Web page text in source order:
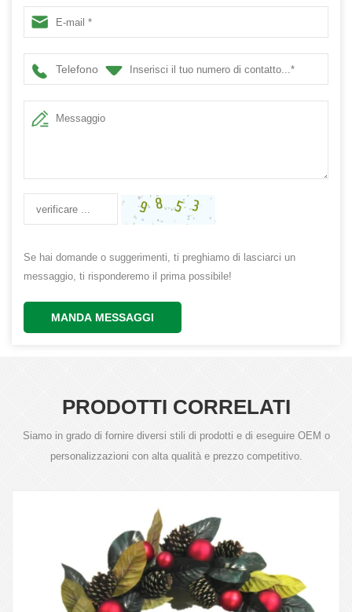
m per la decorazione natalizia da appendere alla parete
della porta d'ingresso invernale della fattoria
Telefono
Se hai domande o suggerimenti, ti preghiamo di lasciarci un
messaggio, ti risponderemo il prima possibile!
MANDA MESSAGGI
PRODOTTI CORRELATI
Siamo in grado di fornire diversi stili di prodotti e di eseguire OEM o
personalizzazioni con alta qualità e prezzo competitivo.